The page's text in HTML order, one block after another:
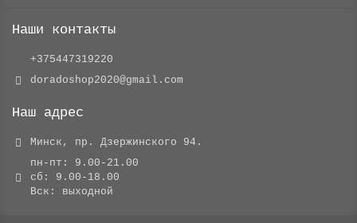
Наши контакты
+375447319220
doradoshop2020@gmail.com
Наш адрес
Минск, пр. Дзержинского 94.
пн-пт: 9.00-21.00
сб: 9.00-18.00
Вск: выходной